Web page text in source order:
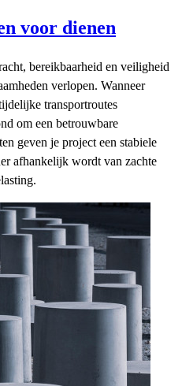
voor dienen
bereikbaarheid en veiligheid
verlopen. Wanneer
transportroutes
om een betrouwbare
geven je project een stabiele
afhankelijk wordt van zachte